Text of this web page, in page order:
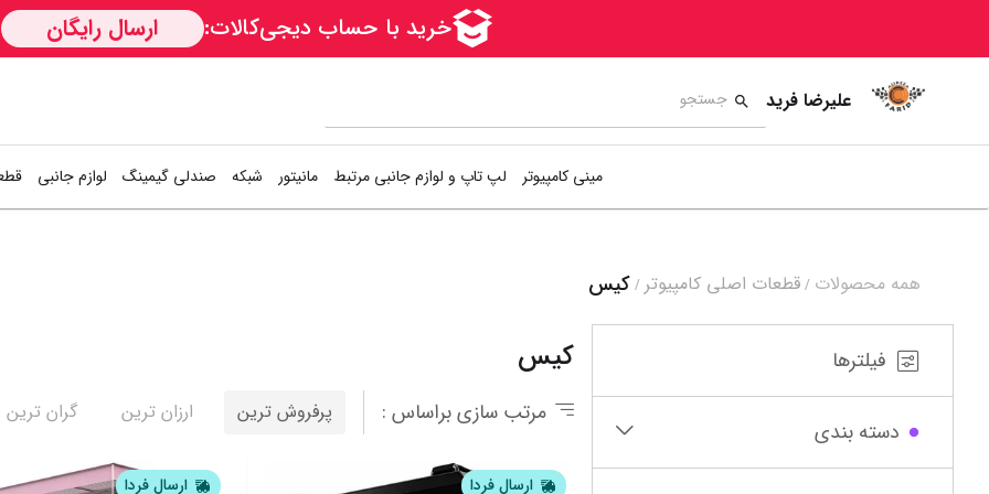
علیرضا فرید
مینی کامپیوتر لپ تاپ و لوازم جانبی مرتبط مانیتور شبکه
سوییچ شبکه
صندلی گیمینگ لوازم جانبی
کوله پشتی
همه محصولات / قطعات اصلی کامپیوتر / کیس
فیلترها
دسته بندی
کیس
مرتب سازی براساس : پرفروش ترین ارزان ترین گران ترین
ارسال فردا ارسال فردا
18